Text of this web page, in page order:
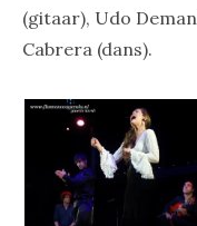
(gitaar), Udo
Cabrera (dans).